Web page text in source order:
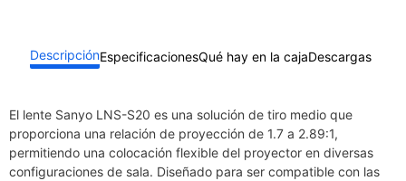
DescripciónEspecificacionesQué hay en la cajaDescargas
El lente Sanyo LNS-S20 es una solución de tiro medio que
proporciona una relación de proyección de 1.7 a 2.89:1,
permitiendo una colocación flexible del proyector en diversas
configuraciones de sala. Diseñado para ser compatible con las